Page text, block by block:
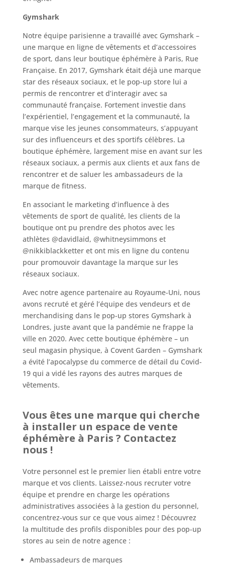
Gymshark
Notre équipe parisienne a travaillé avec Gymshark –
une marque en ligne de vêtements et d’accessoires
de sport, dans leur boutique éphémère à Paris, Rue
Française. En 2017, Gymshark était déjà une marque
star des réseaux sociaux, et le pop-up store lui a
permis de rencontrer et d’interagir avec sa
communauté française. Fortement investie dans
l’expérientiel, l’engagement et la communauté, la
marque vise les jeunes consommateurs, s’appuyant
sur des influenceurs et des sportifs célèbres. La
boutique éphémère, largement mise en avant sur les
réseaux sociaux, a permis aux clients et aux fans de
rencontrer et de saluer les ambassadeurs de la
marque de fitness.
En associant le marketing d’influence à des
vêtements de sport de qualité, les clients de la
boutique ont pu prendre des photos avec les
athlètes @davidlaid, @whitneysimmons et
@nikkiblackketter et ont mis en ligne du contenu
pour promouvoir davantage la marque sur les
réseaux sociaux.
Avec notre agence partenaire au Royaume-Uni, nous
avons recruté et géré l’équipe des vendeurs et de
merchandising dans le pop-up stores Gymshark à
Londres, juste avant que la pandémie ne frappe la
ville en 2020. Avec cette boutique éphémère – un
seul magasin physique, à Covent Garden – Gymshark
a évité l’apocalypse du commerce de détail du Covid-
19 qui a vidé les rayons des autres marques de
vêtements.
Vous êtes une marque qui cherche
à installer un espace de vente
éphémère à Paris ? Contactez
nous !
Votre personnel est le premier lien établi entre votre
marque et vos clients. Laissez-nous recruter votre
équipe et prendre en charge les opérations
administratives associées à la gestion du personnel,
concentrez-vous sur ce que vous aimez ! Découvrez
la multitude des profils disponibles pour des pop-up
stores au sein de notre agence :
Ambassadeurs de marques